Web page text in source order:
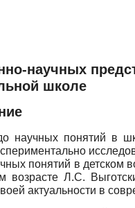
научных
школе
научных понятий в
понятий в детском
Л.С.
актуальности в